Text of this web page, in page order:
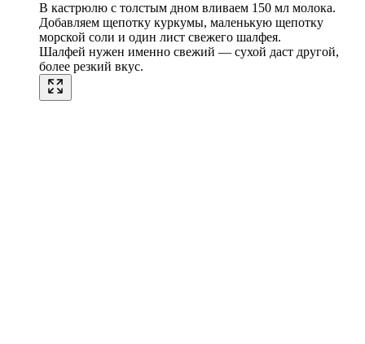
В кастрюлю с толстым дном вливаем 150 мл молока.
Добавляем щепотку куркумы, маленькую щепотку
морской соли и один лист свежего шалфея.
Шалфей нужен именно свежий — сухой даст другой,
более резкий вкус.